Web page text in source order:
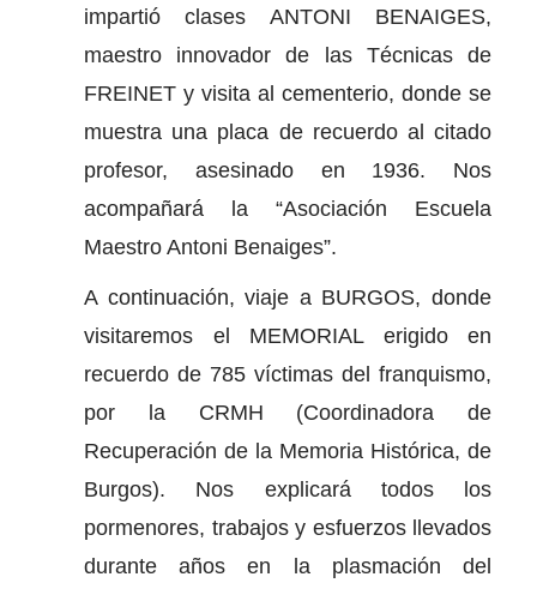
impartió clases ANTONI BENAIGES,
maestro innovador de las Técnicas de
FREINET y visita al cementerio, donde se
muestra una placa de recuerdo al citado
profesor, asesinado en 1936. Nos
acompañará la “Asociación Escuela
Maestro Antoni Benaiges”.
A continuación, viaje a BURGOS, donde
visitaremos el MEMORIAL erigido en
recuerdo de 785 víctimas del franquismo,
por la CRMH (Coordinadora de
Recuperación de la Memoria Histórica, de
Burgos). Nos explicará todos los
pormenores, trabajos y esfuerzos llevados
durante años en la plasmación del